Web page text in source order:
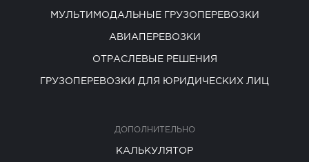
МУЛЬТИМОДАЛЬНЫЕ ГРУЗОПЕРЕВОЗКИ
АВИАПЕРЕВОЗКИ
ОТРАСЛЕВЫЕ РЕШЕНИЯ
ГРУЗОПЕРЕВОЗКИ ДЛЯ ЮРИДИЧЕСКИХ ЛИЦ
ДОПОЛНИТЕЛЬНО
КАЛЬКУЛЯТОР